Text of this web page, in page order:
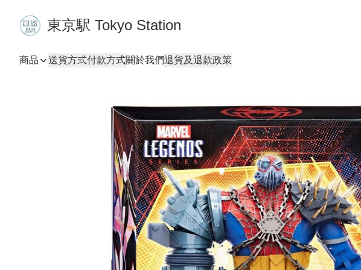
東京駅 Tokyo Station
商品 送貨方式付款方式關於我們退貨及退款政策